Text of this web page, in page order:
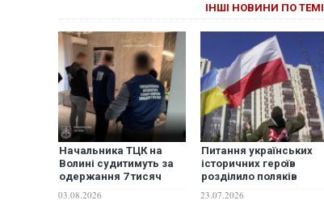
ІНШІ НОВИНИ ПО ТЕМІ
Начальника ТЦК на
Волині судитимуть за
одержання 7 тисяч
висновок ВЛК
03.08.2026
Питання українських
історичних героїв
розділило поляків
соцопитування
23.07.2026